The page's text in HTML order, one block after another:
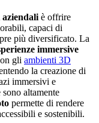
aziendali è offrire
capaci di
più diversificato. La
immersive
gli ambienti 3D
la creazione di
immersivi e
altamente
permette di rendere
e sostenibili.